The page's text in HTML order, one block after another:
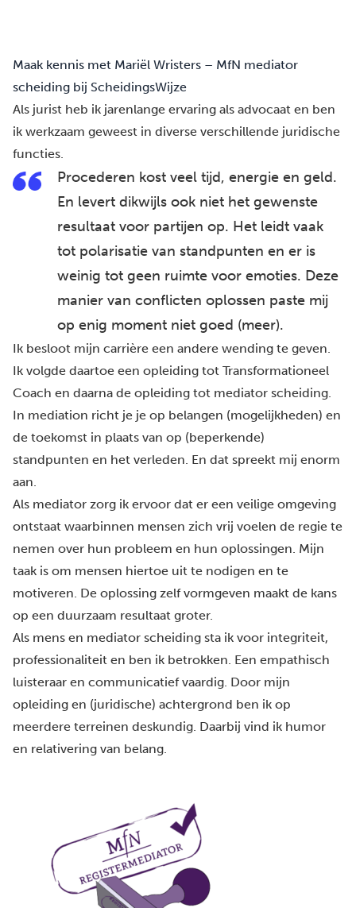
Maak kennis met Mariël Wristers – MfN mediator
scheiding bij ScheidingsWijze
Als jurist heb ik jarenlange ervaring als advocaat en ben
ik werkzaam geweest in diverse verschillende juridische
functies.
Procederen kost veel tijd, energie en geld.
En levert dikwijls ook niet het gewenste
resultaat voor partijen op. Het leidt vaak
tot polarisatie van standpunten en er is
weinig tot geen ruimte voor emoties. Deze
manier van conflicten oplossen paste mij
op enig moment niet goed (meer).
Ik besloot mijn carrière een andere wending te geven.
Ik volgde daartoe een opleiding tot Transformationeel
Coach en daarna de opleiding tot mediator scheiding.
In mediation richt je je op belangen (mogelijkheden) en
de toekomst in plaats van op (beperkende)
standpunten en het verleden. En dat spreekt mij enorm
aan.
Als mediator zorg ik ervoor dat er een veilige omgeving
ontstaat waarbinnen mensen zich vrij voelen de regie te
nemen over hun probleem en hun oplossingen. Mijn
taak is om mensen hiertoe uit te nodigen en te
motiveren. De oplossing zelf vormgeven maakt de kans
op een duurzaam resultaat groter.
Als mens en mediator scheiding sta ik voor integriteit,
professionaliteit en ben ik betrokken. Een empathisch
luisteraar en communicatief vaardig. Door mijn
opleiding en (juridische) achtergrond ben ik op
meerdere terreinen deskundig. Daarbij vind ik humor
en relativering van belang.